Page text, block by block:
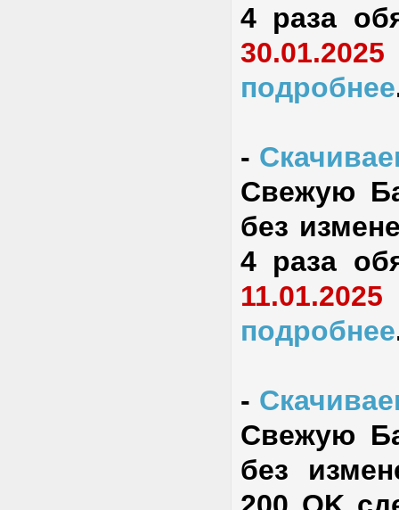
4 раза
30.01.2025
подробнее
-
Свежую
без
4 раза
11.01.2025
подробнее
-
Свежую
без